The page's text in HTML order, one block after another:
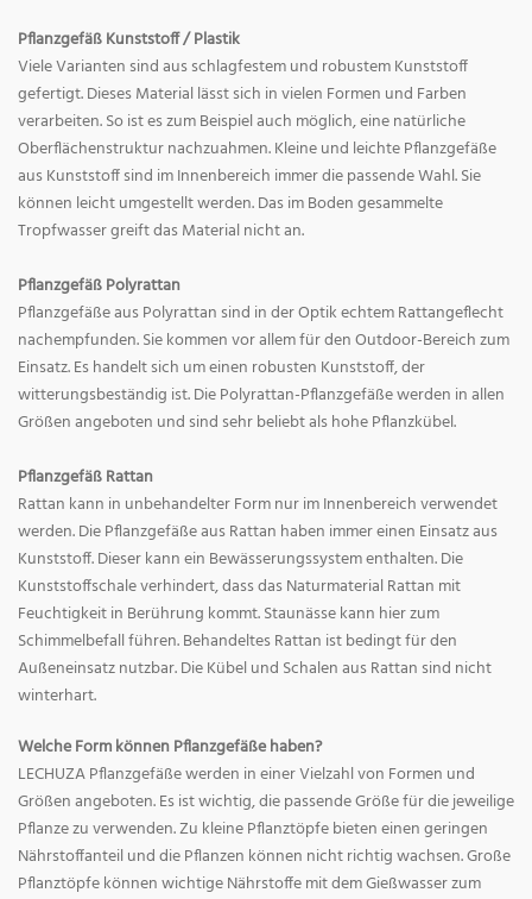
Pflanzgefäß Kunststoff / Plastik
Viele Varianten sind aus schlagfestem und robustem Kunststoff
gefertigt. Dieses Material lässt sich in vielen Formen und Farben
verarbeiten. So ist es zum Beispiel auch möglich, eine natürliche
Oberflächenstruktur nachzuahmen. Kleine und leichte Pflanzgefäße
aus Kunststoff sind im Innenbereich immer die passende Wahl. Sie
können leicht umgestellt werden. Das im Boden gesammelte
Tropfwasser greift das Material nicht an.
Pflanzgefäß Polyrattan
Pflanzgefäße aus Polyrattan sind in der Optik echtem Rattangeflecht
nachempfunden. Sie kommen vor allem für den Outdoor-Bereich zum
Einsatz. Es handelt sich um einen robusten Kunststoff, der
witterungsbeständig ist. Die Polyrattan-Pflanzgefäße werden in allen
Größen angeboten und sind sehr beliebt als hohe Pflanzkübel.
Pflanzgefäß Rattan
Rattan kann in unbehandelter Form nur im Innenbereich verwendet
werden. Die Pflanzgefäße aus Rattan haben immer einen Einsatz aus
Kunststoff. Dieser kann ein Bewässerungssystem enthalten. Die
Kunststoffschale verhindert, dass das Naturmaterial Rattan mit
Feuchtigkeit in Berührung kommt. Staunässe kann hier zum
Schimmelbefall führen. Behandeltes Rattan ist bedingt für den
Außeneinsatz nutzbar. Die Kübel und Schalen aus Rattan sind nicht
winterhart.
Welche Form können Pflanzgefäße haben?
LECHUZA Pflanzgefäße werden in einer Vielzahl von Formen und
Größen angeboten. Es ist wichtig, die passende Größe für die jeweilige
Pflanze zu verwenden. Zu kleine Pflanztöpfe bieten einen geringen
Nährstoffanteil und die Pflanzen können nicht richtig wachsen. Große
Pflanztöpfe können wichtige Nährstoffe mit dem Gießwasser zum